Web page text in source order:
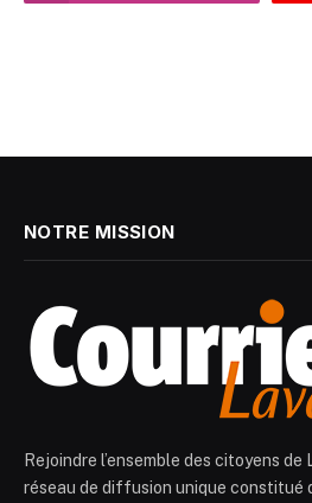
NOTRE MISSION
Rejoindre l’ensemble des citoyens
réseau de diffusion unique constitué